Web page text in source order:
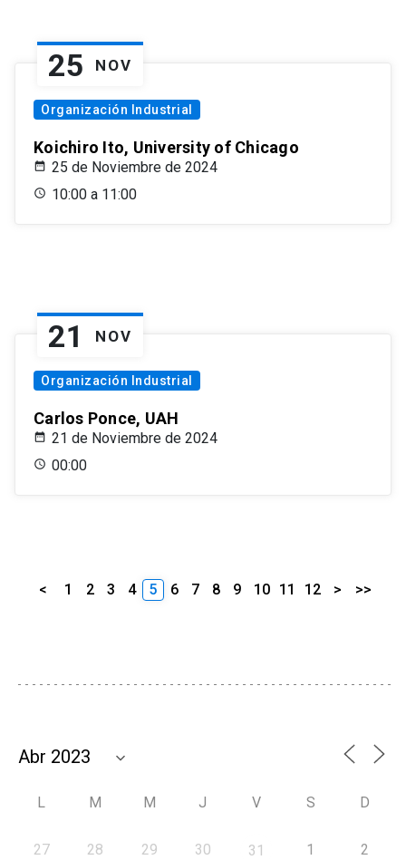
25 NOV
Organización Industrial
Koichiro Ito, University of Chicago
25 de Noviembre de 2024
10:00 a 11:00
21 NOV
Organización Industrial
Carlos Ponce, UAH
21 de Noviembre de 2024
00:00
< 1 2 3 4 5 6 7 8 9 10 11 12 > >>
L M M J V S D
27 28 29 30 31 1 2